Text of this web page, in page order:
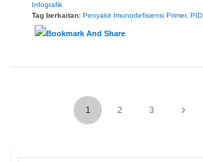
Infografik
Tag berkaitan: Penyakit Imunodefisiensi Primer, PID
1 2 3